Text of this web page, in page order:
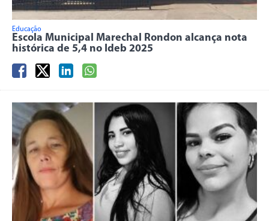
Educação
Escola Municipal Marechal Rondon alcança nota
histórica de 5,4 no Ideb 2025